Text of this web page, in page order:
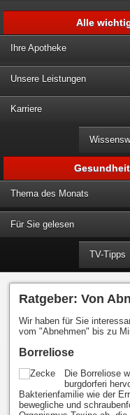
Alle
Ihre Apotheke
Unsere Leistungen
Karriere
Thema des Monats
Für Sie gelesen
TV-Tipps
Ratgeber: Von
Wir haben für Sie
vom "Abnehmen" bis zu
Borreliose
Die Borreliose
burgdorferi
Bakterienfamilie wie der
bewegliche und